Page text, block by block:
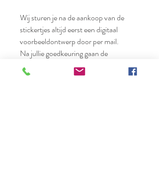
Wij sturen je na de aankoop van de
stickertjes altijd eerst een digitaal
voorbeeldontwerp door per mail.
Na jullie goedkeuring gaan de
stickertjes in druk.